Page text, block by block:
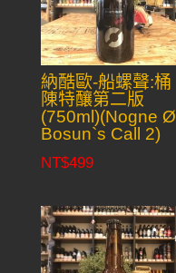
納酷歐-船螺聲:桶
陳特釀第二版
(750ml)(Nogne Ø
Bosun`s Call 2)
NT$499